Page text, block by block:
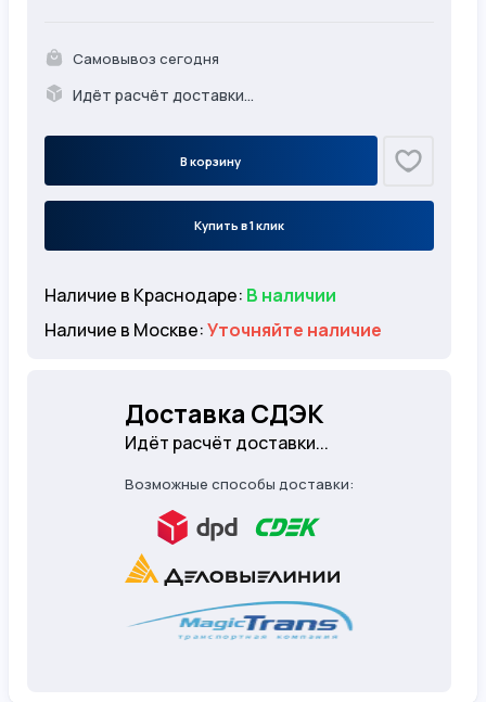
Самовывоз сегодня
Идёт расчёт доставки...
В корзину
Купить в 1 клик
Наличие в Краснодаре: В наличии
Наличие в Москве:Уточняйте наличие
Доставка СДЭК
Идёт расчёт доставки...
Возможные способы доставки: